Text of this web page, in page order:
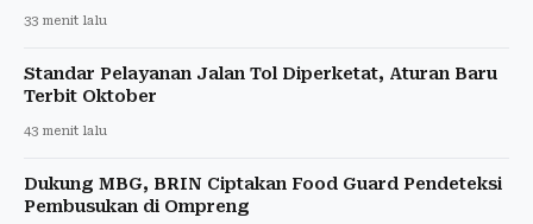
33 menit lalu
Standar Pelayanan Jalan Tol Diperketat, Aturan Baru
Terbit Oktober
43 menit lalu
Dukung MBG, BRIN Ciptakan Food Guard Pendeteksi
Pembusukan di Ompreng